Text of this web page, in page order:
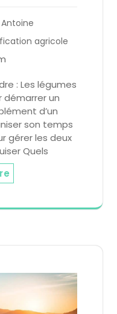
Antoine
agricole
: Les légumes
démarrer un
d’un
son temps
gérer les deux
Quels